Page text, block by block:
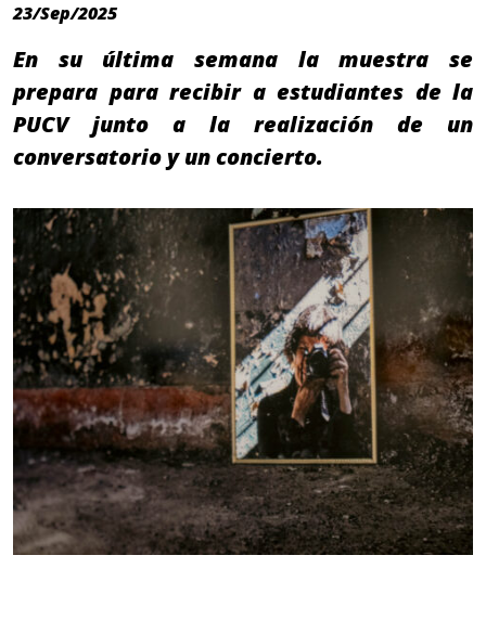
23/Sep/2025
En su última semana la muestra se
prepara para recibir a estudiantes de la
PUCV junto a la realización de un
conversatorio y un concierto.